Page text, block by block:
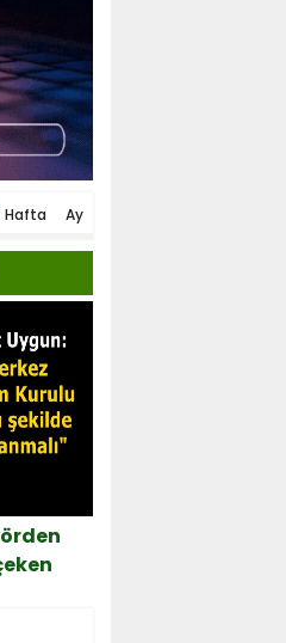
Hafta Ay
Ertelenmişti...